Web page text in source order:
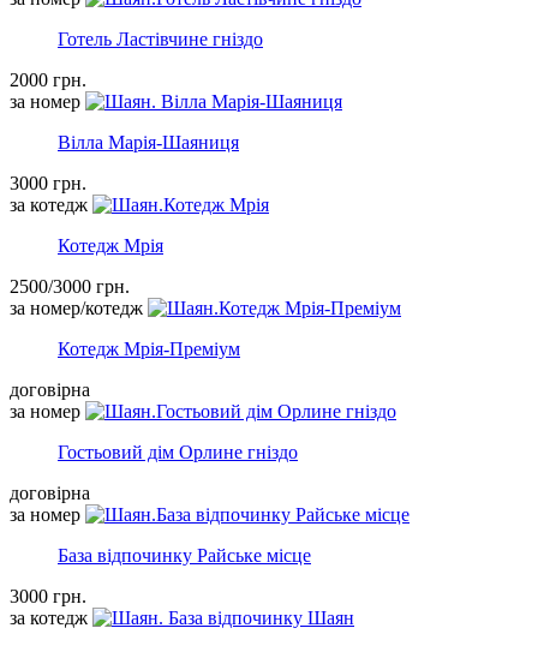
Готель Ластівчине гніздо
2000 грн.
за номер
Вілла Марія-Шаяниця
3000 грн.
за котедж
Котедж Мрія
2500/3000 грн.
за номер/котедж
Котедж Мрія-Преміум
договірна
за номер
Гостьовий дім Орлине гніздо
договірна
за номер
База відпочинку Райське місце
3000 грн.
за котедж